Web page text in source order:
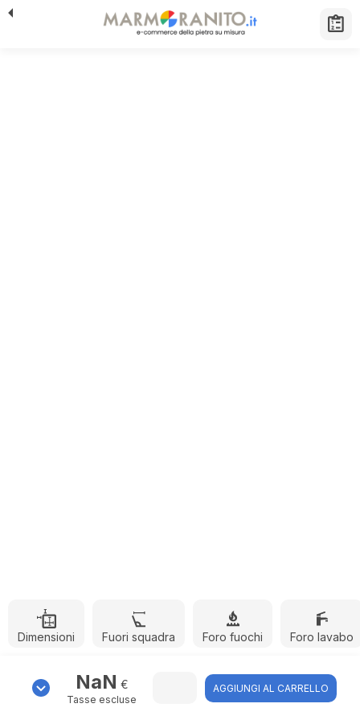
Dimensioni Fuori squadra Foro fuochi Foro lavabo
NaN €
Tasse escluse
AGGIUNGI AL CARRELLO